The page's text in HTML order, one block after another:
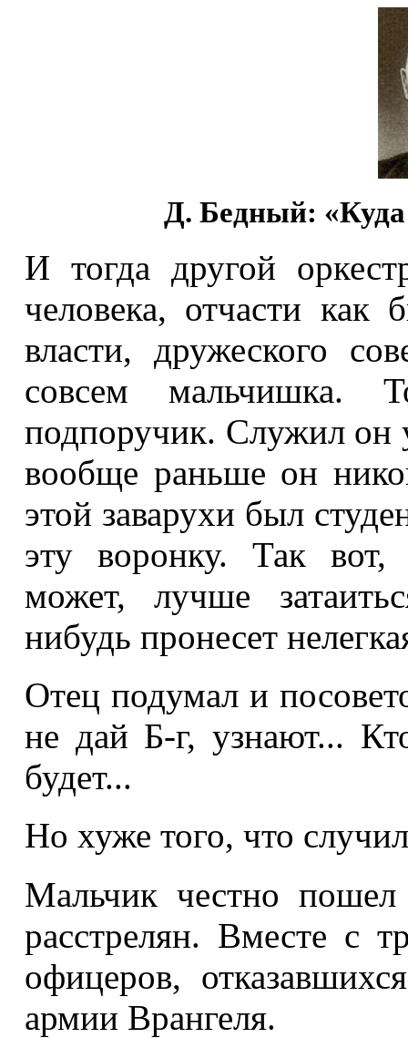
Д. Бедный:
И тогда другой
человека, отчасти как
власти, дружеского
совсем
подпоручик. Служил он
вообще раньше он
этой заварухи был
эту воронку. Так вот,
может, лучше
нибудь пронесет
Отец подумал и
не дай Б-г, узнают...
будет...
Но хуже того, что
Мальчик честно
расстрелян. Вместе с
офицеров,
армии Врангеля.